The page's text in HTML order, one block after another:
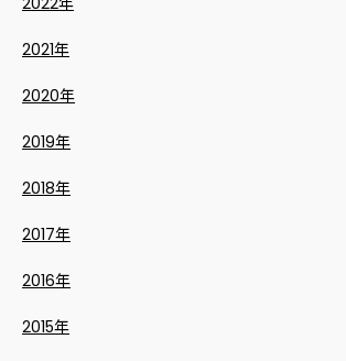
2021年
2020年
2019年
2018年
2017年
2016年
2015年